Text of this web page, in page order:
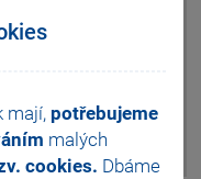
mají, potřebujeme
malých
cookies. Dbáme
na následující –
období.
částku za 2
.